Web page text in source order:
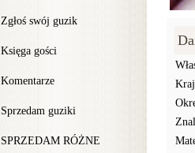
Zgłoś swój guzik
Księga gości
Komentarze
Sprzedam guziki
SPRZEDAM RÓŻNE